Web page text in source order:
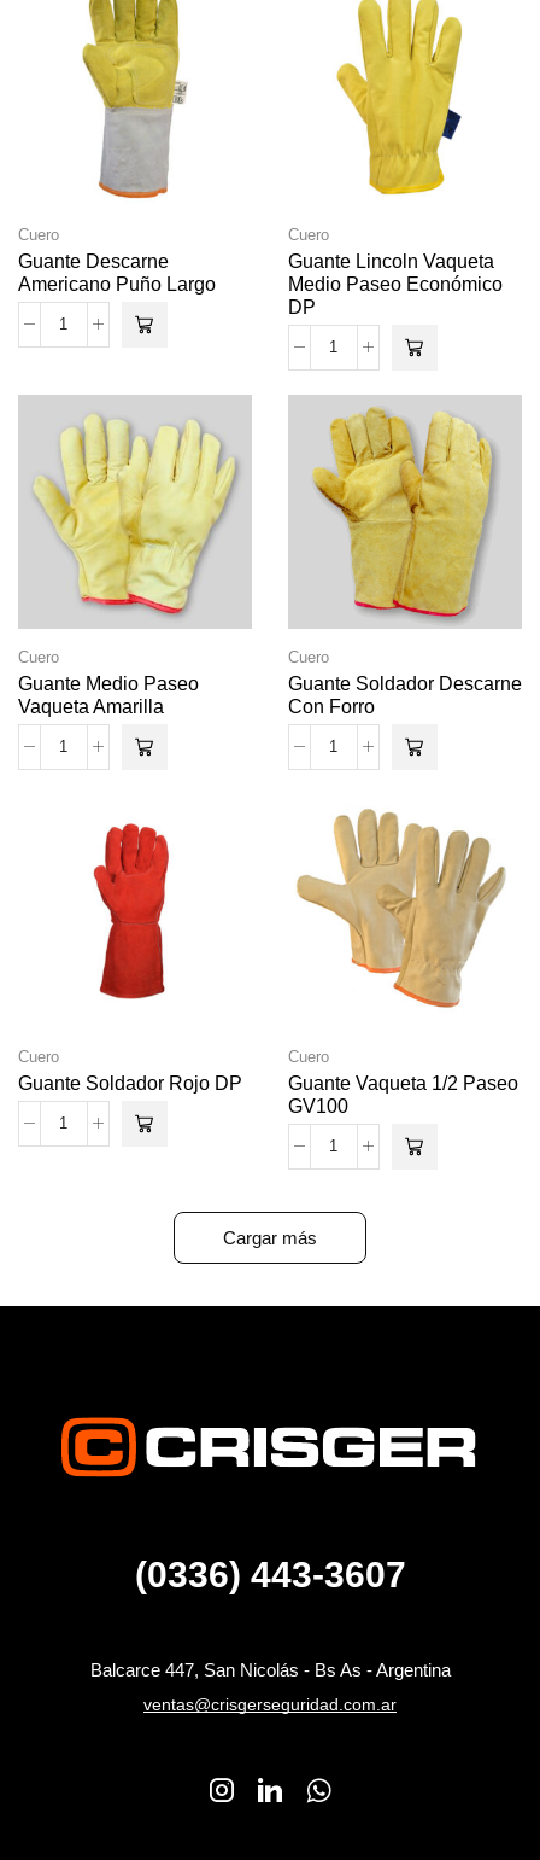
Cuero
Guante Descarne
Americano Puño Largo
Cuero
Guante Lincoln Vaqueta
Medio Paseo Económico
DP
Cuero
Guante Medio Paseo
Vaqueta Amarilla
Cuero
Guante Soldador Descarne
Con Forro
Cuero
Guante Soldador Rojo DP
Cuero
Guante Vaqueta 1/2 Paseo
GV100
Cargar más
(0336) 443-3607
Balcarce 447, San Nicolás - Bs As - Argentina
ventas@crisgerseguridad.com.ar